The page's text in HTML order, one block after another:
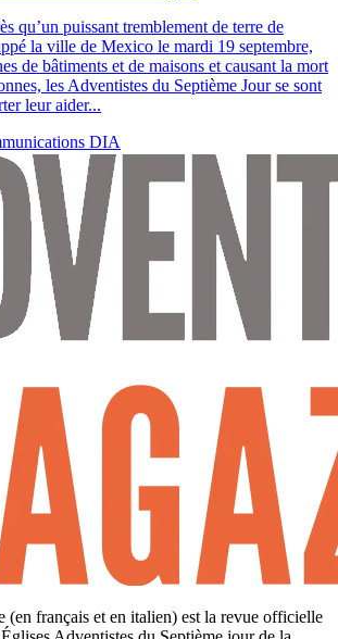
qu’un puissant tremblement de terre de
la ville de Mexico le mardi 19 septembre,
de bâtiments et de maisons et causant la mort
les Adventistes du Septième Jour se sont
leur aider...
DIA
(en français et en italien) est la revue officielle